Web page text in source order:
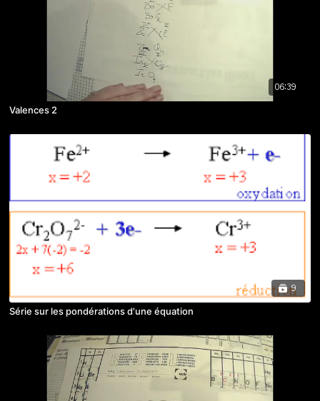
06:39
Valences 2
9
Série sur les pondérations d'une équation